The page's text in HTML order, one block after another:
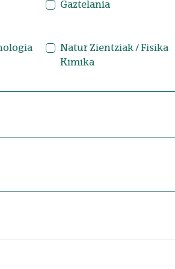
Gaztelania
Natur Zientziak / Fisika
Kimika